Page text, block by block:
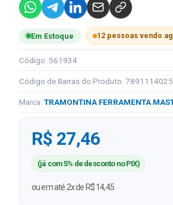
Em Estoque 12 pessoas vendo
Código: 561934
Código de Barras do Produto:
Marca: TRAMONTINA FERRAMENTA
R$ 27,46
(já com 5% de desconto no PIX)
ou em até 2x de R$ 14,45